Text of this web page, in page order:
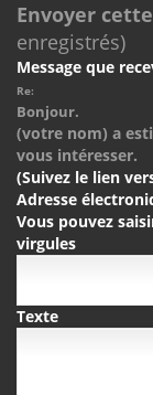
Envoyer
enregistrés)
Message que
Re:
Bonjour.
(votre nom) a
vous intéresser.
(Suivez le lien
Adresse
Vous pouvez
virgules
Texte